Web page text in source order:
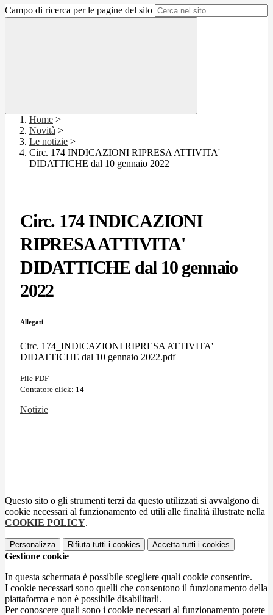
Campo di ricerca per le pagine del sito
Home >
Novità >
Le notizie >
Circ. 174 INDICAZIONI RIPRESA ATTIVITA'
DIDATTICHE dal 10 gennaio 2022
Circ. 174 INDICAZIONI
RIPRESA ATTIVITA'
DIDATTICHE dal 10 gennaio
2022
Allegati
Circ. 174_INDICAZIONI RIPRESA ATTIVITA'
DIDATTICHE dal 10 gennaio 2022.pdf
File PDF
Contatore click: 14
Notizie
Questo sito o gli strumenti terzi da questo utilizzati si avvalgono di
cookie necessari al funzionamento ed utili alle finalità illustrate nella
COOKIE POLICY.
Personalizza Rifiuta tutti i cookies Accetta tutti i cookies
Gestione cookie
In questa schermata è possibile scegliere quali cookie consentire.
I cookie necessari sono quelli che consentono il funzionamento della
piattaforma e non è possibile disabilitarli.
Per conoscere quali sono i cookie necessari al funzionamento potete